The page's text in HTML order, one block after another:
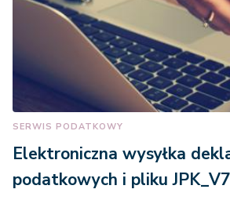
SERWIS PODATKOWY
Elektroniczna wysyłka
podatkowych i pliku JPK_V7